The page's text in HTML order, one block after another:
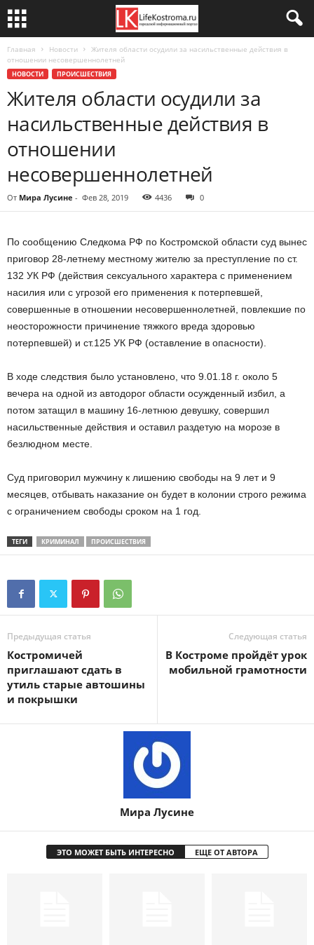
Главная Новости
Жителя области осудили за насильственные действия в
отношении несовершеннолетней
НОВОСТИ ПРОИСШЕСТВИЯ
Жителя области осудили за
насильственные действия в
отношении
несовершеннолетней
От Мира Лусине - Фев 28, 2019 4436 0
По сообщению Следкома РФ по Костромской области суд вынес
приговор 28-летнему местному жителю за преступление по ст.
132 УК РФ (действия сексуального характера с применением
насилия или с угрозой его применения к потерпевшей,
совершенные в отношении несовершеннолетней, повлекшие по
неосторожности причинение тяжкого вреда здоровью
потерпевшей) и ст.125 УК РФ (оставление в опасности).
В ходе следствия было установлено, что 9.01.18 г. около 5
вечера на одной из автодорог области осужденный избил, а
потом затащил в машину 16-летнюю девушку, совершил
насильственные действия и оставил раздетую на морозе в
безлюдном месте.
Суд приговорил мужчину к лишению свободы на 9 лет и 9
месяцев, отбывать наказание он будет в колонии строго режима
с ограничением свободы сроком на 1 год.
ТЕГИ КРИМИНАЛ ПРОИСШЕСТВИЯ
Предыдущая статья
Костромичей
приглашают сдать в
утиль старые автошины
и покрышки
Следующая статья
В Костроме пройдёт урок
мобильной грамотности
Мира Лусине
ЭТО МОЖЕТ БЫТЬ ИНТЕРЕСНО ЕЩЕ ОТ АВТОРА